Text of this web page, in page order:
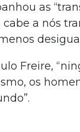
as
a nós
Freire,
os